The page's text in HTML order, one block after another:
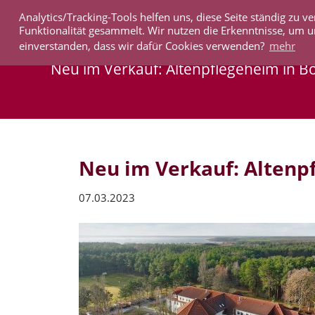
Analytics/Tracking-Tools helfen uns, diese Seite ständig zu
Funktionalität gesammelt. Wir nutzen die Erkenntnisse, um
einverstanden, dass wir dafür Cookies verwenden? mehr
IMMOBILIEN
Neu im Verkauf: Altenpflegeheim in
Neu im Verkauf:
07.03.2023